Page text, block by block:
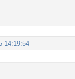
14:19:54